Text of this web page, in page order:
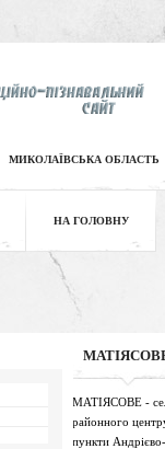
МИКОЛАЇВСЬКА ОБЛАСТЬ
НА ГОЛОВНУ
МАТІЯСОВЕ -
районного
пункти